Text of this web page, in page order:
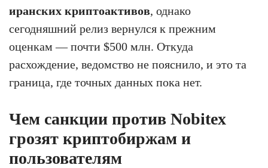
иранских криптоактивов, однако
сегодняшний релиз вернулся к прежним
оценкам — почти $500 млн. Откуда
расхождение, ведомство не пояснило, и это та
граница, где точных данных пока нет.
Чем санкции против Nobitex
грозят криптобиржам и
пользователям